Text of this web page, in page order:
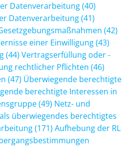
Datenverarbeitung (40)
Datenverarbeitung (41)
(42)
einer Einwilligung(43)
(44) Vertragserfüllung oder -
rechtlicher Pflichten (46)
(47) Überwiegende berechtigte
berechtigte Interessen in
(49) Netz- und
überwiegendes berechtigtes
(171) Aufhebung der RL